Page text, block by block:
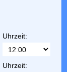
Uhrzeit:
Uhrzeit: